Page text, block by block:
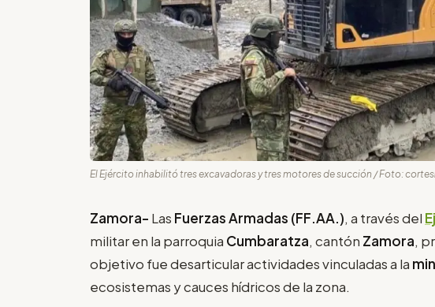
El Ejército inhabilitó tres excavadoras y tres motores de succión / Foto:
Zamora- Las Fuerzas Armadas (FF.AA.), a través del
militar en la parroquia Cumbaratza, cantón Zamora,
objetivo fue desarticular actividades vinculadas a la
ecosistemas y cauces hídricos de la zona.